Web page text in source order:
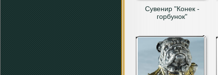
Сувенир "Конек -
горбунок"